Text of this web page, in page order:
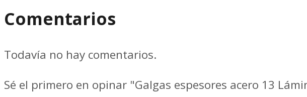
Comentarios
Todavía no hay comentarios.
Sé el primero en opinar "Galgas espesores acero 13